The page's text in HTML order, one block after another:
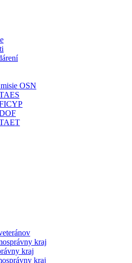
OSN
kraj
kraj
kraj